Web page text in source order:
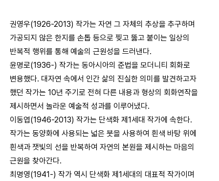
권영우(1926-2013) 작가는 자연 그 자체의 추상을 추구하며
가공되지 않은 한지를 손톱 등으로 찢고 뚫고 붙이는 일상의
반복적 행위를 통해 예술의 근원성을 드러낸다.
윤명로(1936-) 작가는 동아시아의 준법을 모더니티 회화로
변용했다. 대자연 속에서 인간 삶의 진실한 의미를 발견하고자
했던 작가는 10년 주기로 전혀 다른 내용과 형상의 회화연작을
제시하면서 놀라운 예술적 성과를 이루어냈다.
이동엽(1946-2013) 작가는 단색화 제1세대 작가에 속한다.
작가는 동양화에 사용되는 넓은 붓을 사용하여 흰색 바탕 위에
흰색과 잿빛의 선을 반복하여 자연의 본원을 제시하는 마음의
근원을 찾아간다.
최명영(1941-) 작가 역시 단색화 제1세대의 대표적 작가이며